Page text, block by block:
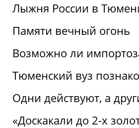
Лыжня России в
Памяти вечный огонь
Возможно ли
Тюменский вуз
Одни действуют, а
«Доскакали до 2-х